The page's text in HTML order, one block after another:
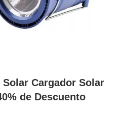
Cargador Solar
de Descuento